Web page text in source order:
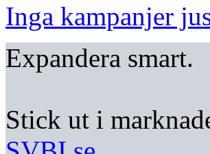
Inga kampanjer
Expandera smart.
Stick ut i